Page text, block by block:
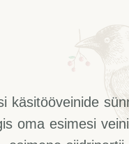
käsitööveinide
oma esimesi